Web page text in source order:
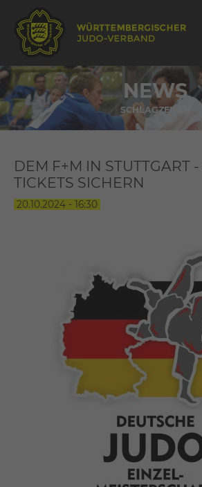
NEWS
SCHLAGZEILEN
DEM F+M IN STUTTGART -
TICKETS SICHERN
20.10.2024 - 16:30